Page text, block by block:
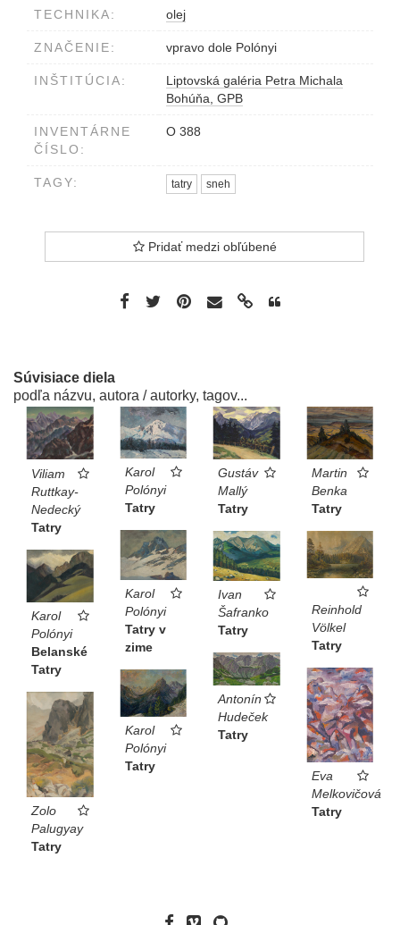
TECHNIKA: olej
ZNAČENIE: vpravo dole Polónyi
INŠTITÚCIA:
Liptovská galéria Petra Michala
Bohúňa, GPB
INVENTÁRNE
ČÍSLO:
O 388
TAGY: tatry sneh
Pridať medzi obľúbené
Súvisiace diela
podľa názvu, autora / autorky, tagov...
Viliam
Ruttkay-
Nedecký
Tatry
Karol
Polónyi
Tatry
Gustáv
Mallý
Tatry
Martin
Benka
Tatry
Karol
Polónyi
Tatry v
zime
Ivan
Šafranko
Tatry
Reinhold
Völkel
Tatry
Karol
Polónyi
Belanské
Tatry
Antonín
Hudeček
Tatry
Eva
Melkovičová
Tatry
Karol
Polónyi
Tatry
Zolo
Palugyay
Tatry